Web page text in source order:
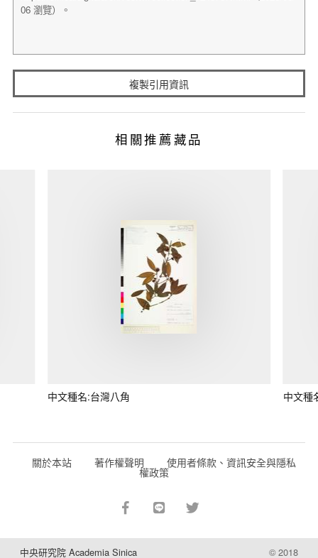
複製引用資訊
相關推薦藏品
中文種名:台灣八角 中文種
關於本站 著作權聲明 使用者條款、資訊安全與隱私
權政策
中央研究院 Academia Sinica © 2018